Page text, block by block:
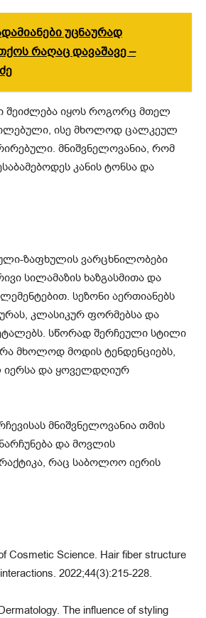
უცნაურად
რაღაც დავაშავე –
შეიძლება იყოს როგორც მთელ
ისე მხოლოდ ცალკეულ
მნიშვნელოვანია, რომ
კანის ტონსა და
ზაფხულის ვარცხნილობები
სილამაზის ხაზგასმითა და
სეზონი აერთიანებს
კლასიკურ ფორმებსა და
სწორად შერჩეული სტილი
მხოლოდ მოდის ტენდენციებს,
იერსა და ყოველდღიურ
მნიშვნელოვანია თმის
და მოვლის
რაც საბოლოო იერის
Cosmetic Science. Hair fiber structure
2022;44(3):215-228.
The influence of styling